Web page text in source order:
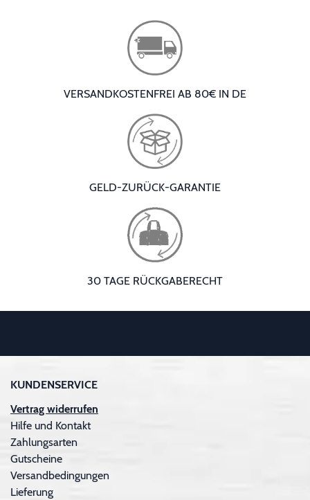
VERSANDKOSTENFREI AB 80€ IN DE
GELD-ZURÜCK-GARANTIE
30 TAGE RÜCKGABERECHT
KUNDENSERVICE
Vertrag widerrufen
Hilfe und Kontakt
Zahlungsarten
Gutscheine
Versandbedingungen
Lieferung